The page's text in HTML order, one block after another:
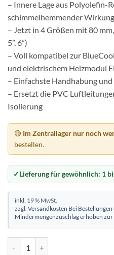
– Innere Lage aus Polyolefin-
schimmelhemmender Wirkung
– Jetzt in 4 Größen mit 80
5”, 6”)
– Voll kompatibel zur
und elektrischem Heizmodul
– Einfachste Handhabung
– Ersetzt die PVC
Isolierung
🟡 Im Zentrallager nur noch
bestellen.
Lieferung für gewöhnlich: 1
inkl. 19 % MwSt.
zzgl. Versandkosten Bei
Mindermengenzuschlag erhoben